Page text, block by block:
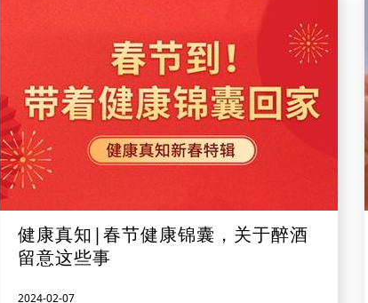
健康真知|春节健康锦囊，关于醉酒
留意这些事
2024-02-07